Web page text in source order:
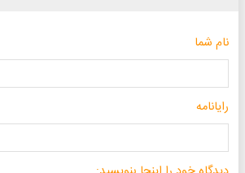
نام شما
رایانامه